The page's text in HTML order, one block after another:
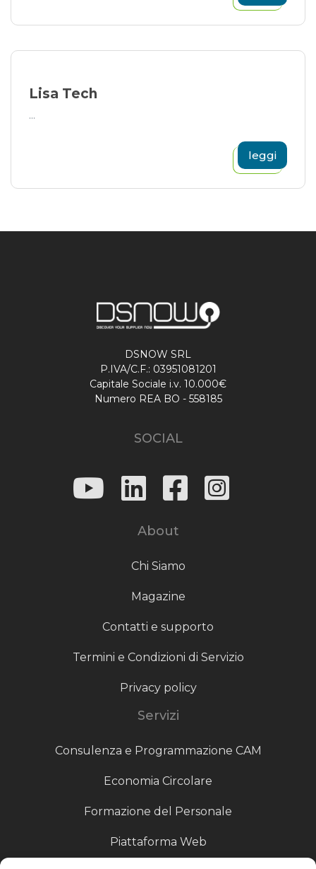
Lisa Tech
...
leggi
DSNOW SRL
P.IVA/C.F.: 03951081201
Capitale Sociale i.v. 10.000€
Numero REA BO - 558185
SOCIAL
About
Chi Siamo
Magazine
Contatti e supporto
Termini e Condizioni di Servizio
Privacy policy
Servizi
Consulenza e Programmazione CAM
Economia Circolare
Formazione del Personale
Piattaforma Web